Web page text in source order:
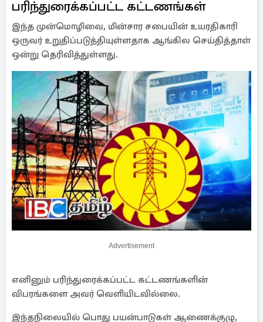
பரிந்துரைக்கப்பட்ட கட்டணங்கள்
இந்த முன்மொழிவை, மின்சார சபையின் உயரதிகாரி
ஒருவர் உறுதிப்படுத்தியுள்ளதாக ஆங்கில செய்தித்தாள்
ஒன்று தெரிவித்துள்ளது.
Advertisement
எனினும் பரிந்துரைக்கப்பட்ட கட்டணங்களின்
விபரங்களை அவர் வெளியிடவில்லை.
இந்தநிலையில் பொது பயன்பாடுகள் ஆணைக்குழு,